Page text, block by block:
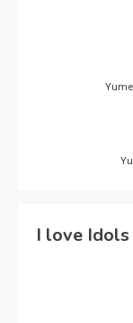
I love Idols